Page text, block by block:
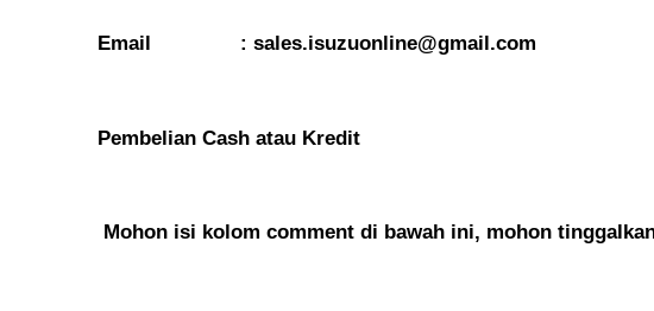
Email : sales.isuzuonline@gmail.com
Pembelian Cash atau Kredit
Mohon isi kolom comment di bawah ini, mohon